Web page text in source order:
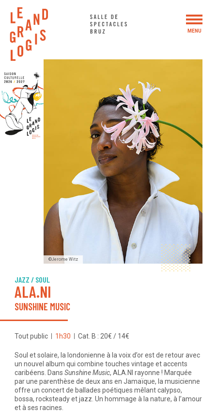
MENU
WEEK-END BUISSONNIER #5
ACTIONS CULTURELLES
LE GRAND LOGIS
©Jerome Witz
JAZZ / SOUL
ALA.NI
SUNSHINE MUSIC
Tout public 1h30 Cat. B : 20€ / 14€
Soul et solaire, la londonienne à la voix d’or est de retour avec
un nouvel album qui combine touches vintage et accents
caribéens. Dans Sunshine Music, ALA.NI rayonne ! Marquée
par une parenthèse de deux ans en Jamaïque, la musicienne
offre un concert de ballades poétiques mêlant calypso,
bossa, rocksteady et jazz. Un hommage à la nature, à l’amour
et à ses racines.